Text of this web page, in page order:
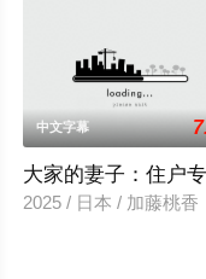
中文字幕
大家的妻子：住户
2025 / 日本 / 加藤桃香